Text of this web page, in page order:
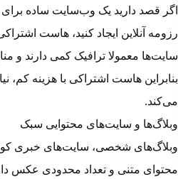
اگر قصد دارید یک وب‌سایت ساده برای
رزومه آنلاین ایجاد کنید، هاست
سایت‌ها معمولا ترافیک کمی دارند و
بنابراین هاست اشتراکی با هزینه کم،
می‌کند.
وبلاگ‌ها و سایت‌های محتوایی سبک
وبلاگ‌های شخصی، سایت‌های خبری
محتوای متنی و تعداد محدودی عکس